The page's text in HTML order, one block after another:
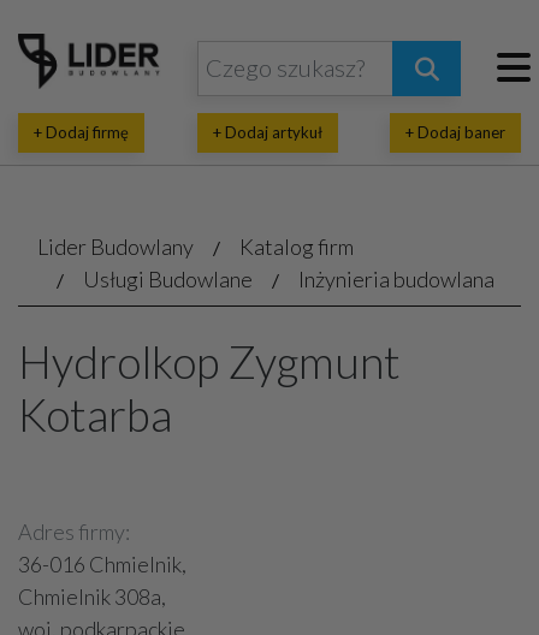
+ Dodaj firmę + Dodaj artykuł + Dodaj baner
Lider Budowlany
Katalog firm
Usługi Budowlane
Inżynieria budowlana
Hydrolkop Zygmunt
Kotarba
Adres firmy:
36-016 Chmielnik,
Chmielnik 308a,
woj. podkarpackie